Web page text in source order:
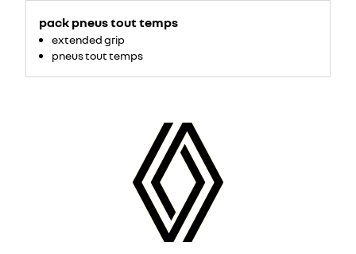
pack pneus tout temps
extended grip
pneus tout temps